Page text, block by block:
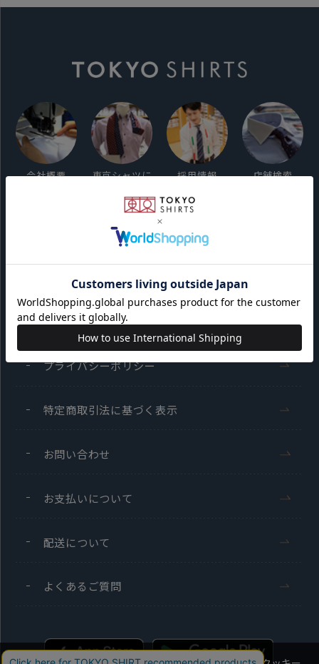
会社概要
東京シャツに
採用情報 店舗検索
ご利用ガイド
サイト利用規約
会員利用規約
プライバシーポリシー
特定商取引法に基づく表示
お問い合わせ
お支払いについて
配送について
よくあるご質問